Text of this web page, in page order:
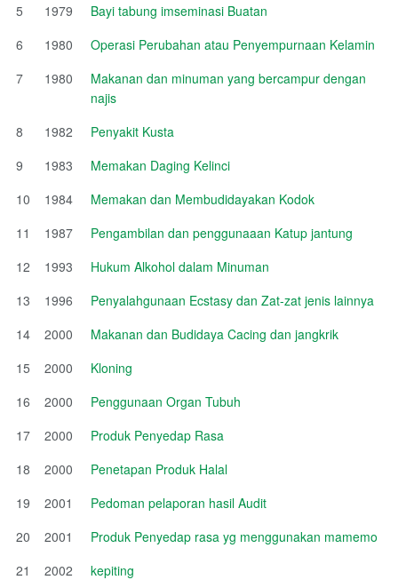
5
1979
Bayi tabung imseminasi Buatan
6
1980
Operasi Perubahan atau Penyempurnaan Kelamin
7
1980
Makanan dan minuman yang bercampur dengan
najis
8
1982
Penyakit Kusta
9
1983
Memakan Daging Kelinci
10
1984
Memakan dan Membudidayakan Kodok
11
1987
Pengambilan dan penggunaaan Katup jantung
12
1993
Hukum Alkohol dalam Minuman
13
1996
Penyalahgunaan Ecstasy dan Zat-zat jenis lainnya
14
2000
Makanan dan Budidaya Cacing dan jangkrik
15
2000
Kloning
16
2000
Penggunaan Organ Tubuh
17
2000
Produk Penyedap Rasa
18
2000
Penetapan Produk Halal
19
2001
Pedoman pelaporan hasil Audit
20
2001
Produk Penyedap rasa yg menggunakan mamemo
21
2002
kepiting